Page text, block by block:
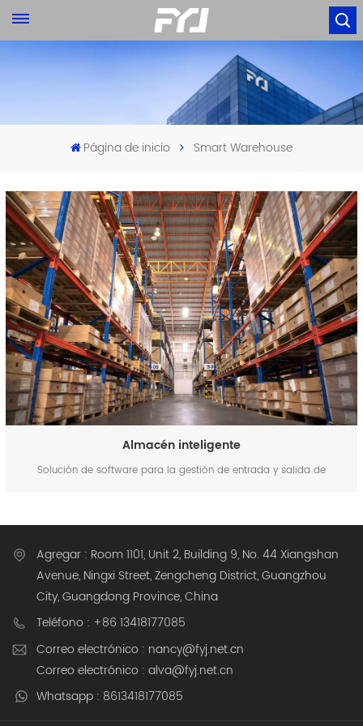
Página de inicio Smart Warehouse
Almacén inteligente
Solución de software para la gestión de entrada y salida de
modernos están bajo constante presión para procesar m&a...
Agregar : Room 1101, Unit 2, Building 9, No. 44 Xiangshan
Avenue, Ningxi Street, Zengcheng District, Guangzhou
City, Guangdong Province, China
Teléfono : +86 13418177085
Correo electrónico : nancy@fyj.net.cn
Correo electrónico : alva@fyj.net.cn
Whatsapp : 8613418177085